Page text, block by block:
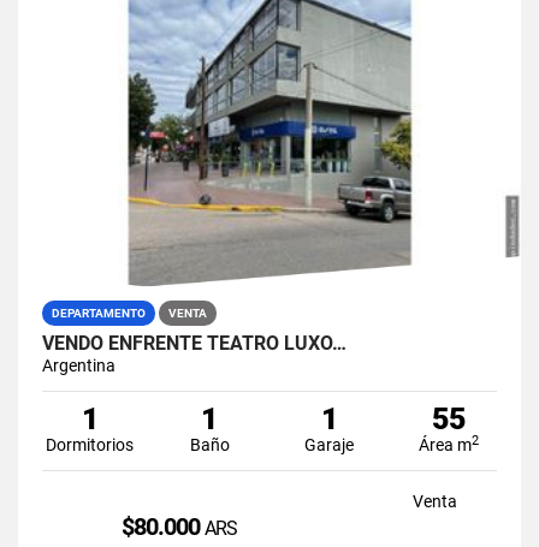
DEPARTAMENTO VENTA
VENDO ENFRENTE TEATRO LUXO…
Argentina
1
Dormitorios
1
Baño
1
Garaje
55
Área m2
Venta
$80.000ARS